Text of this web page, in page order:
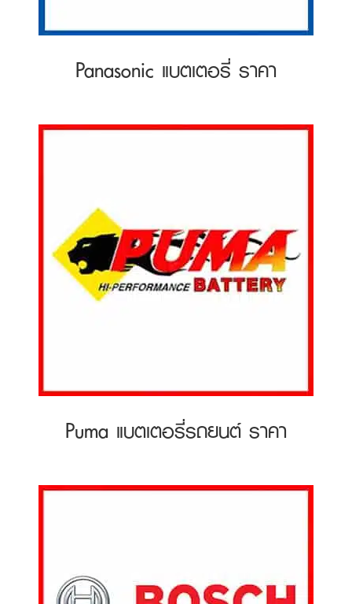
Panasonic แบตเตอรี่ ราคา
Puma แบตเตอรี่รถยนต์ ราคา